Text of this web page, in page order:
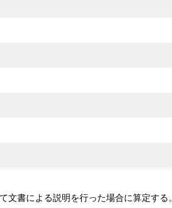
書による説明を行った場合に算定する。